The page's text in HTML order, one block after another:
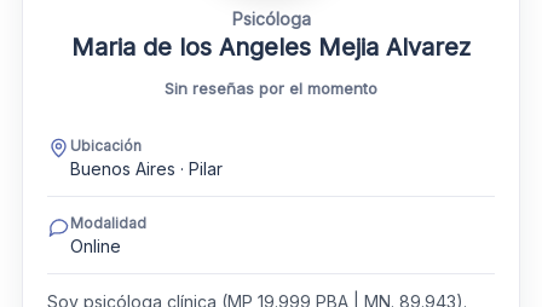
Psicóloga
Maria de los Angeles Mejia Alvarez
Sin reseñas por el momento
Ubicación
Buenos Aires · Pilar
Modalidad
Online
Soy psicóloga clínica (MP 19.999 PBA | MN. 89.943).